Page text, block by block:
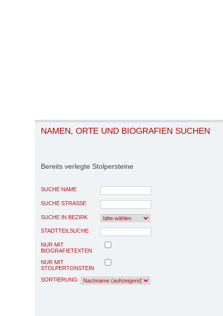
NAMEN, ORTE UND BIOGRAFIEN SUCHEN
Bereits verlegte Stolpersteine
SUCHE NAME
SUCHE STRASSE
SUCHE IN BEZIRK
STADTTEILSUCHE
NUR MIT
BIOGRAFIETEXTEN
NUR MIT
STOLPERTONSTEIN
SORTIERUNG